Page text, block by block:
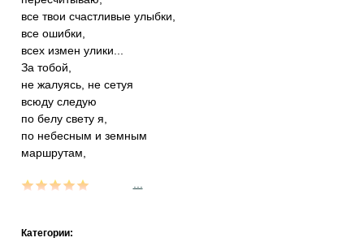
все твои счастливые улыбки,
все ошибки,
всех измен улики...
За тобой,
не жалуясь, не сетуя
всюду следую
по белу свету я,
по небесным и земным
маршрутам,
Категории: